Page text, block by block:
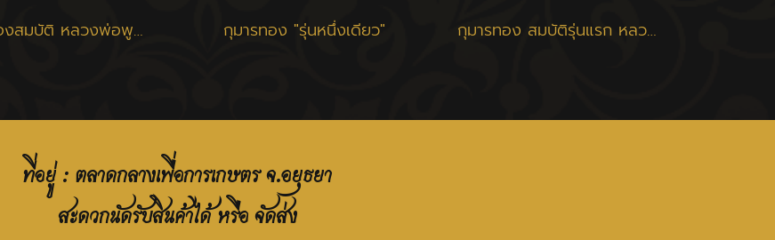
กุมารทองสมบัติ หลวงพ่อพูล วัดไผ่ล้อม กุมารทอง "รุ่นหนึ่งเดียว" กุมารทอง สมบัติรุ่นแรก หลวงพ่อพูล วัดไผ่ล้อม นครปฐม
ที่อยู่ : ตลาดกลางเพื่อการเกษตร จ.อยุธยา
สะดวกนัดรับสินค้าได้ หรือ จัดส่ง